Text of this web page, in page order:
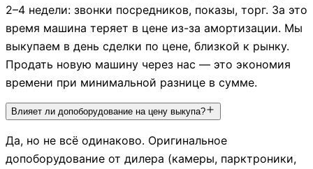
2–4 недели: звонки посредников, показы, торг. За это
время машина теряет в цене из-за амортизации. Мы
выкупаем в день сделки по цене, близкой к рынку.
Продать новую машину через нас — это экономия
времени при минимальной разнице в сумме.
Влияет ли допоборудование на цену выкупа?
Да, но не всё одинаково. Оригинальное
допоборудование от дилера (камеры, парктроники,